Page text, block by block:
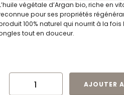
végétale d’Argan bio, riche en
pour ses propriétés
100% naturel qui nourrit à la
tout en douceur.
QUANTITÉ DE HUILE BIO D'ARGAN | LCM
AJOUTER